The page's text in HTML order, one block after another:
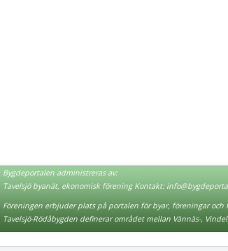
Bygdeportalen administreras av:
Tavelsjö byanät, ekonomisk förening Kontakt:
Föreningen erbjuder plats på portalen för byar, föreningar och
Tavelsjö-Rödåbygden definerar området mellan Vännäs-,